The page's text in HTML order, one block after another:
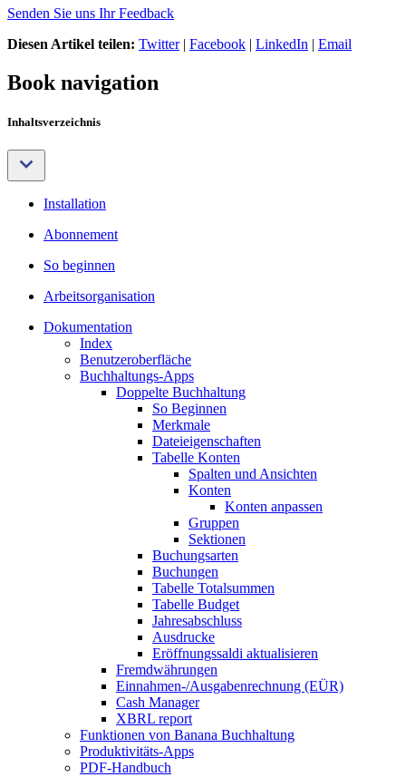
Senden Sie uns Ihr Feedback
Diesen Artikel teilen: Twitter| Facebook | LinkedIn | Email
Book navigation
Inhaltsverzeichnis
Installation
Abonnement
So beginnen
Arbeitsorganisation
Dokumentation
Index
Benutzeroberfläche
Buchhaltungs-Apps
Doppelte Buchhaltung
So Beginnen
Merkmale
Dateieigenschaften
Tabelle Konten
Spalten und Ansichten
Konten
Konten anpassen
Gruppen
Sektionen
Buchungsarten
Buchungen
Tabelle Totalsummen
Tabelle Budget
Jahresabschluss
Ausdrucke
Eröffnungssaldi aktualisieren
Fremdwährungen
Einnahmen-/Ausgabenrechnung (EÜR)
Cash Manager
XBRL report
Funktionen von Banana Buchhaltung
Produktivitäts-Apps
PDF-Handbuch